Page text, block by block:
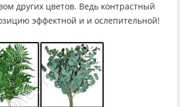
других цветов. Ведь контрастный
эффектной и и ослепительной!